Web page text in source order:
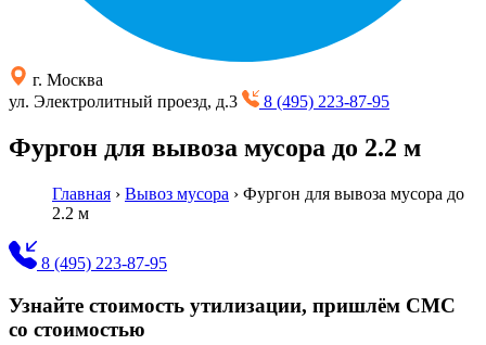
г. Москва
ул. Электролитный проезд, д.3
8 (495) 223-87-95
Фургон для вывоза мусора до 2.2 м
Главная › Вывоз мусора › Фургон для вывоза мусора до
2.2 м
8 (495) 223-87-95
Узнайте стоимость утилизации, пришлём СМС
со стоимостью